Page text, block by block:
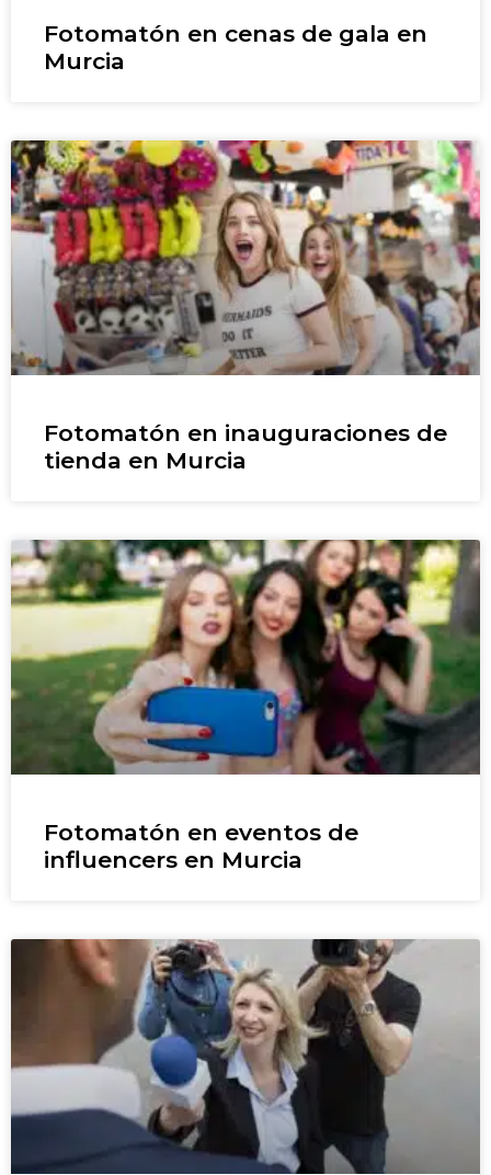
Fotomatón en cenas de gala en
Murcia
Fotomatón en inauguraciones de
tienda en Murcia
Fotomatón en eventos de
influencers en Murcia